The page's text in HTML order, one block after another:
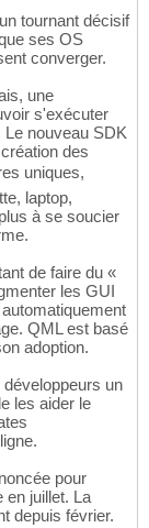
tournant décisif
ses OS
converger.
une
s'exécuter
nouveau SDK
des
uniques,
laptop,
à se soucier
de faire du «
les GUI
QML est basé
adoption.
un
les aider le
pour
en juillet. La
depuis février.